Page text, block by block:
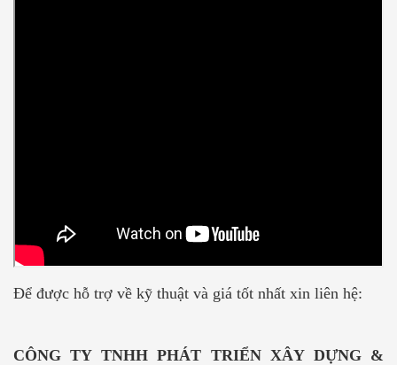
Để được hỗ trợ về kỹ thuật và giá tốt nhất xin liên hệ:
CÔNG TY TNHH PHÁT TRIỂN XÂY DỰNG &